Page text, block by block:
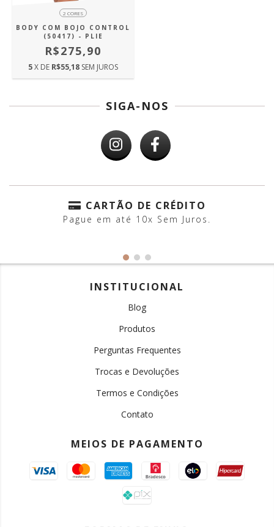
2 CORES
BODY COM BOJO CONTROL
(50417) - PLIE
R$275,90
5X DE R$55,18 SEM JUROS
SIGA-NOS
CARTÃO DE CRÉDITO
Pague em até 10x Sem Juros.
INSTITUCIONAL
Blog
Produtos
Perguntas Frequentes
Trocas e Devoluções
Termos e Condições
Contato
MEIOS DE PAGAMENTO